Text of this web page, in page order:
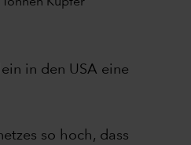
in den USA eine
so hoch, dass